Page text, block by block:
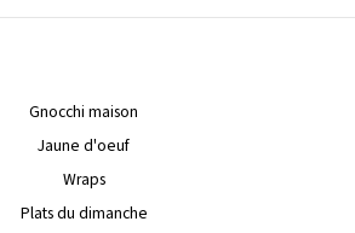
Gnocchi maison
Jaune d'oeuf
Wraps
Plats du dimanche